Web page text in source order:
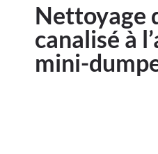
Nettoyage
canalisé à
mini-